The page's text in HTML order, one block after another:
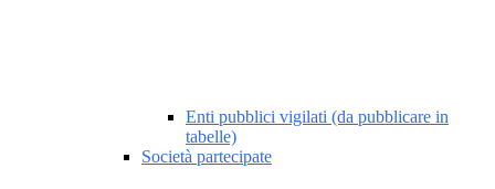
Enti pubblici vigilati (da pubblicare in
tabelle)
Società partecipate